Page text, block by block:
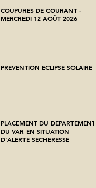
COUPURES DE COURANT -
MERCREDI 12 AOÛT 2026
PREVENTION ECLIPSE SOLAIRE
PLACEMENT DU DEPARTEMENT
DU VAR EN SITUATION
D'ALERTE SECHERESSE